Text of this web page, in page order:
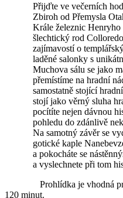
Přijďte ve večerních
Zbiroh od Přemysla
Krále železnic Henryho
šlechtický rod
zajímavostí o
laděné salonky s
Muchova sálu se jako
přemístíme na hradní
samostatně stojící
stojí jako věrný sluha
pocítíte nejen dávnou
pohledu do zdánlivě
Na samotný závěr se
gotické kaple
a pokocháte se
a vyslechnete při tom
Prohlídka je vhodná pro
120 minut.